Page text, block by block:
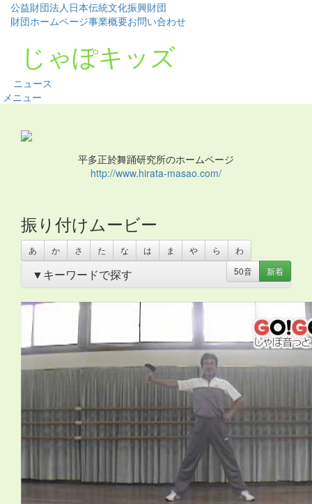
公益財団法人日本伝統文化振興財団
財団ホームページ事業概要お問い合わせ
じゃぽキッズ
ニュース
メニュー
平多正於舞踊研究所のホームページ
http://www.hirata-masao.com/
振り付けムービー
あ か さ た な は ま や ら
わ
50音
新着
▼キーワードで探す
あいさつ・アイリッシュ・いきもの・うちわ・オリンピ
ック
お姫さま ・
お絵か
・ カスタネット カチャーシー
カップ
麺容器・カミナリ・カントリー・カンフー・クリスマ
シーサー ジャングルビート
カート
ストレッチ スポーツ たべもの・
チアガール ・テクノ・ニューオリン
のみもの ・ パジャマ ・ バチ ・ バラ ハロウィン
ワイアン
・ ヒーロー ピアノ伴奏 ・ ヒップホップ
ファンタジー ブギウギ フラ
ットボトル ・ ポップス・ポンポン ・ マーチ ・まとい ・
ント
よさこい ・ライダー
・わらべうた ・世界の言
葉・人形・体操・傘・和風・太鼓 ・ 妖怪・布・帽子・忍
者
手作りの刀 手袋 手話・